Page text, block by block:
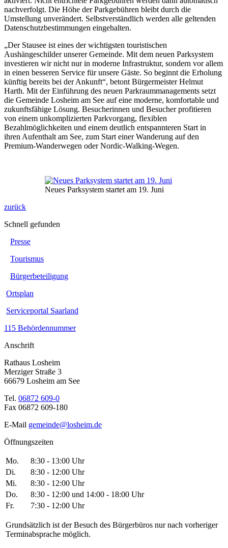
nachverfolgt. Die Höhe der Parkgebühren bleibt durch die
Umstellung unverändert. Selbstverständlich werden alle geltenden
Datenschutzbestimmungen eingehalten.
„Der Stausee ist eines der wichtigsten touristischen
Aushängeschilder unserer Gemeinde. Mit dem neuen Parksystem
investieren wir nicht nur in moderne Infrastruktur, sondern vor allem
in einen besseren Service für unsere Gäste. So beginnt die Erholung
künftig bereits bei der Ankunft“, betont Bürgermeister Helmut
Harth. Mit der Einführung des neuen Parkraummanagements setzt
die Gemeinde Losheim am See auf eine moderne, komfortable und
zukunftsfähige Lösung. Besucherinnen und Besucher profitieren
von einem unkomplizierten Parkvorgang, flexiblen
Bezahlmöglichkeiten und einem deutlich entspannteren Start in
ihren Aufenthalt am See, zum Start einer Wanderung auf den
Premium-Wanderwegen oder Nordic-Walking-Wegen.
Neues Parksystem startet am 19. Juni
zurück
Schnell gefunden
Presse
Tourismus
Bürgerbeteiligung
Ortsplan
Serviceportal Saarland
115 Behördennummer
Anschrift
Rathaus Losheim
Merziger Straße 3
66679 Losheim am See
Tel. 06872 609-0
Fax 06872 609-180
E-Mail gemeinde@losheim.de
Öffnungszeiten
Mo.
8:30 - 13:00 Uhr
Di.
8:30 - 12:00 Uhr
Mi.
8:30 - 12:00 Uhr
Do.
8:30 - 12:00 und 14:00 - 18:00 Uhr
Fr.
7:30 - 12:00 Uhr
Grundsätzlich ist der Besuch des Bürgerbüros nur nach vorheriger
Terminabsprache möglich.